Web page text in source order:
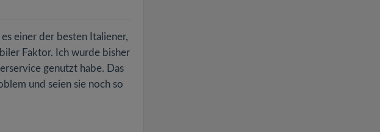
einer der besten Italiener,
Faktor. Ich wurde bisher
genutzt habe. Das
und seien sie noch so